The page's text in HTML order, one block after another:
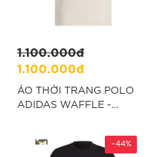
1.100.000đ
1.100.000đ
ÁO THỜI TRANG POLO
ADIDAS WAFFLE -
-44%